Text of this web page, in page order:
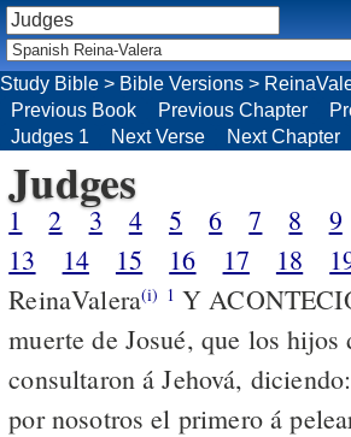
Study Bible > Bible Versions >
Previous Book
Previous Chapter
Judges 1
Next Verse Next Chapter
Judges
1 2 3 4 5 6 7 8 9
13
14 15 16 17 18
ReinaValera(i) 1 Y
muerte de Josué, que los hijos
consultaron á Jehová,
por nosotros el primero á